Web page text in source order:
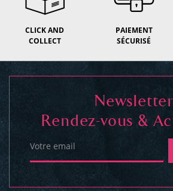
CLICK AND
COLLECT
PAIEMENT
SÉCURISÉ
Newsletter
Rendez-vous &
Votre email